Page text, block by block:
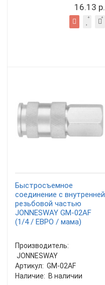
16.13 р.
Быстросъемное
соединение с внутренней
резьбовой частью
JONNESWAY GM-02AF
(1/4 / ЕВРО / мама)
Производитель:
JONNESWAY
Артикул: GM-02AF
Наличие: В наличии